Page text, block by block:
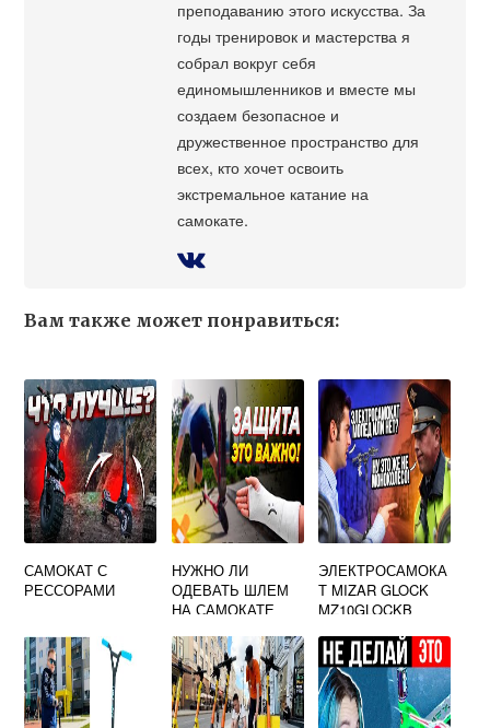
преподаванию этого искусства. За
годы тренировок и мастерства я
собрал вокруг себя
единомышленников и вместе мы
создаем безопасное и
дружественное пространство для
всех, кто хочет освоить
экстремальное катание на
самокате.
Вам также может понравиться:
САМОКАТ С
РЕССОРАМИ
НУЖНО ЛИ
ОДЕВАТЬ ШЛЕМ
НА САМОКАТЕ
ЭЛЕКТРОСАМОКА
Т MIZAR GLOCK
MZ10GLOCKB